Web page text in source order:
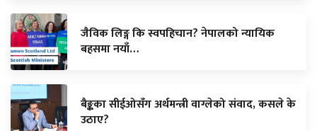
जैविक लिङ्ग कि स्वपहिचान? नेपालको न्यायिक
बहसमा नयाँ…
बैङ्कका सीईओसँग अर्थमन्त्री वाग्लेको संवाद, कसले के
उठाए?